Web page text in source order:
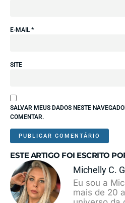
E-MAIL*
SITE
SALVAR MEUS DADOS NESTE
COMENTAR.
ESTE ARTIGO FOI ESCRITO
Michelly C.
Eu sou a
mais de 20